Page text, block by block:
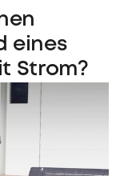
eines
Strom?